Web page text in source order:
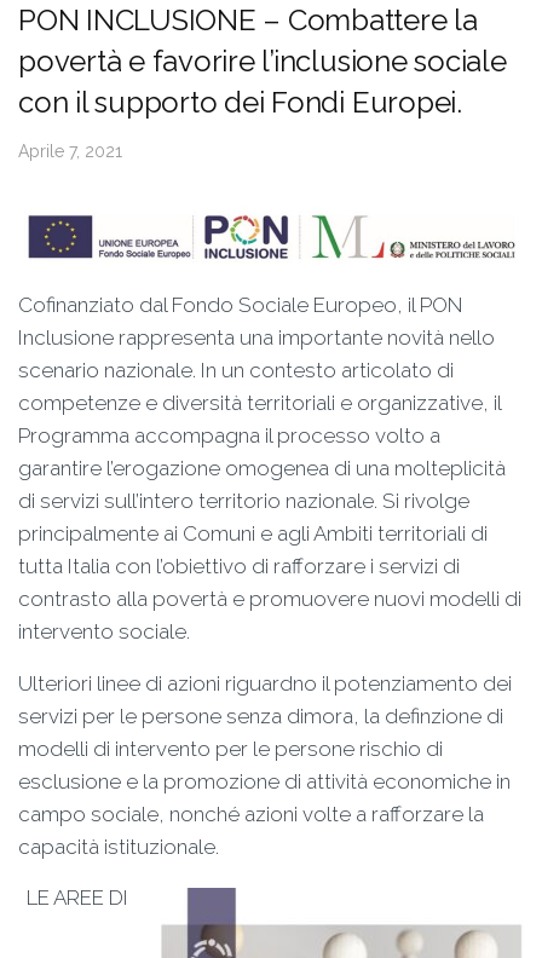
PON INCLUSIONE – Combattere la
povertà e favorire l’inclusione sociale
con il supporto dei Fondi Europei.
Aprile 7, 2021
Cofinanziato dal Fondo Sociale Europeo, il PON
Inclusione rappresenta una importante novità nello
scenario nazionale. In un contesto articolato di
competenze e diversità territoriali e organizzative, il
Programma accompagna il processo volto a
garantire l’erogazione omogenea di una molteplicità
di servizi sull’intero territorio nazionale. Si rivolge
principalmente ai Comuni e agli Ambiti territoriali di
tutta Italia con l’obiettivo di rafforzare i servizi di
contrasto alla povertà e promuovere nuovi modelli di
intervento sociale.
Ulteriori linee di azioni riguardno il potenziamento dei
servizi per le persone senza dimora, la definzione di
modelli di intervento per le persone rischio di
esclusione e la promozione di attività economiche in
campo sociale, nonché azioni volte a rafforzare la
capacità istituzionale.
LE AREE DI